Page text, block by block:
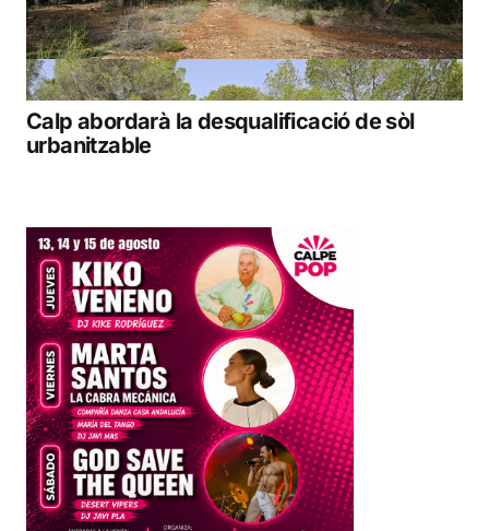
Calp abordarà la desqualificació de sòl
urbanitzable